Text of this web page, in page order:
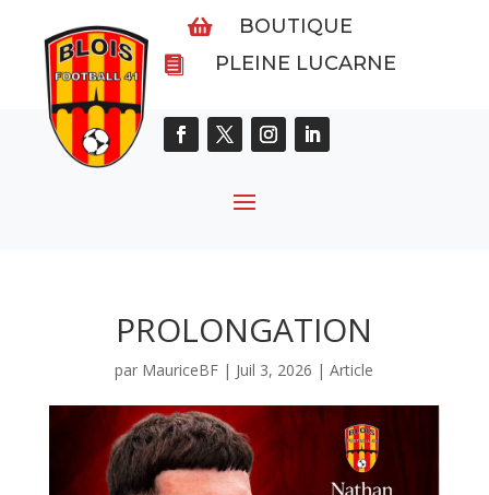
 BOUTIQUE
 PLEINE LUCARNE
PROLONGATION
par MauriceBF | Juil 3, 2026 |Article